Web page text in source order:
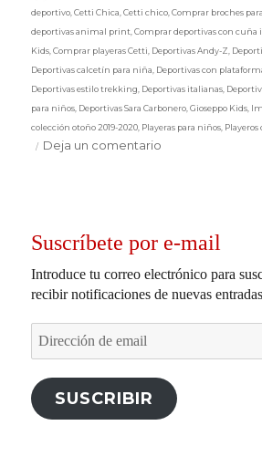
el
deportivo ,Cetti Chica ,Cetti chico ,Comprar broches
deportivas animal print ,Comprar deportivas con cuña
Kids ,Comprar playeras Cetti Deportivas Andy-Z
Deportivas calcetín para niña Deportivas con
Deportivas estilo trekking Deportivas italianas
para niños Deportivas Sara Carbonero ,Gioseppo Kids
colección otoño 2019-2020 Playeras para niños Playeros
Deja un comentario
pueden
Suscríbete por e-mail
Introduce tu correo electrónico para
recibir notificaciones de nuevas
Dirección
SUSCRIBIR